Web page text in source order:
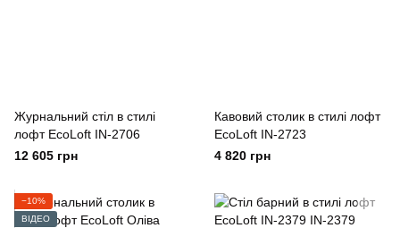
Журнальний стіл в стилі
лофт EcoLoft IN-2706
12 605 грн
Кавовий столик в стилі лофт
EcoLoft IN-2723
4 820 грн
−10%
ВІДЕО